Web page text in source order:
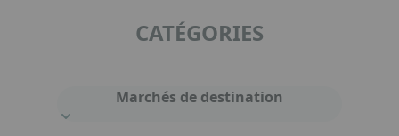
CATÉGORIES
Marchés de destination